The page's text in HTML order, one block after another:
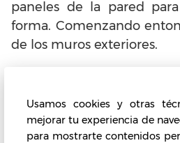
paneles de la pared
forma. Comenzando
de los muros exteriores.
Usamos cookies y otras
mejorar tu experiencia de
para mostrarte contenidos